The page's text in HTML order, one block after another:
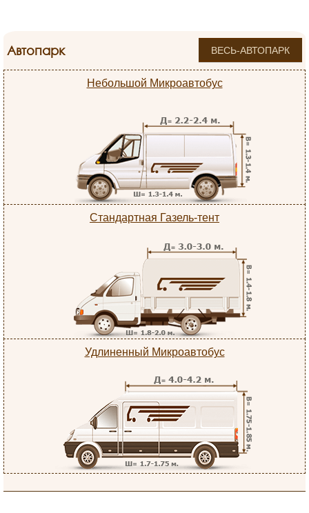
Автопарк ВЕСЬ-АВТОПАРК
Небольшой Микроавтобус
Стандартная Газель-тент
Удлиненный Микроавтобус